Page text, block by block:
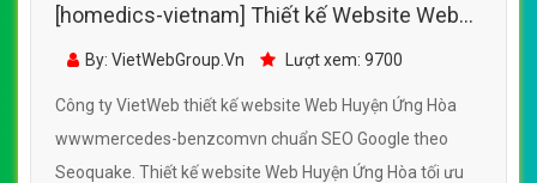
[homedics-vietnam] Thiết kế Website Web
Huyện Ứng Hòa - wwwmercedes-
By: VietWebGroup.Vn Lượt xem: 9700
Công ty VietWeb thiết kế website Web Huyện Ứng Hòa
wwwmercedes-benzcomvn chuẩn SEO Google theo
Seoquake. Thiết kế website Web Huyện Ứng Hòa tối ưu